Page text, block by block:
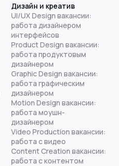
Дизайн и креатив
UI/UX Design вакансии:
работа дизайнером
интерфейсов
Product Design вакансии:
работа продуктовым
дизайнером
Graphic Design вакансии:
работа графическим
дизайнером
Motion Design вакансии:
работа моушн-
дизайнером
Video Production вакансии:
работа с видео
Content Creation вакансии:
работа с контентом